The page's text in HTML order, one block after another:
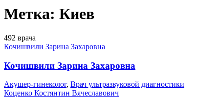
Метка: Киев
492 врача
Кочишвили Зарина Захаровна
Кочишвили Зарина Захаровна
Акушер-гинеколог, Врач ультразвуковой диагностики
Коценко Костянтин Вячеславович